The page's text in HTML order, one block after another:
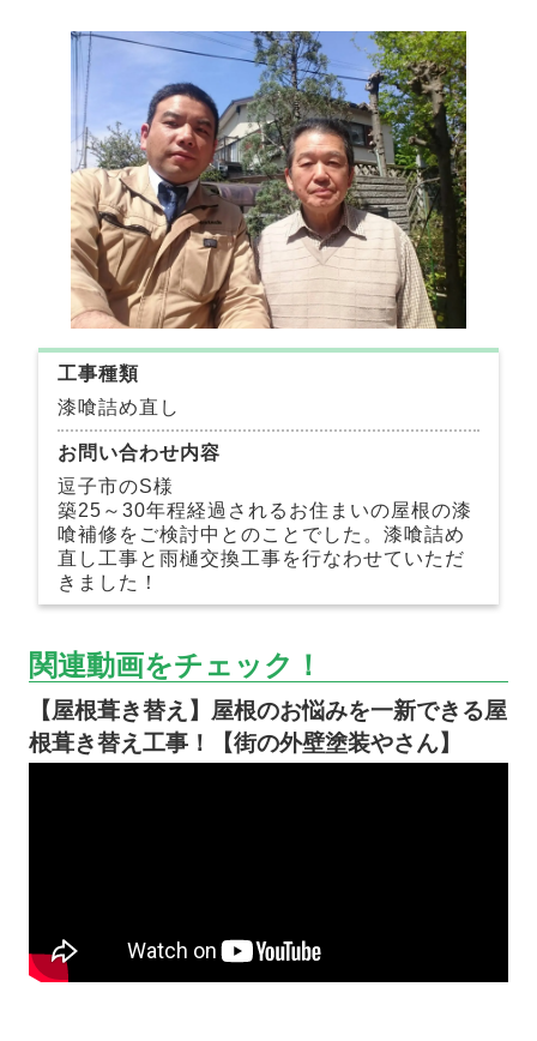
工事種類
漆喰詰め直し
お問い合わせ内容
逗子市のS様
築25～30年程経過されるお住まいの屋根の漆
喰補修をご検討中とのことでした。漆喰詰め
直し工事と雨樋交換工事を行なわせていただ
きました！
関連動画をチェック！
【屋根葺き替え】屋根のお悩みを一新できる屋
根葺き替え工事！【街の外壁塗装やさん】